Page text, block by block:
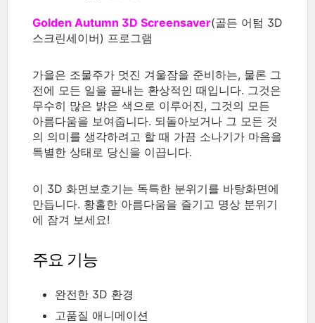
Golden Autumn 3D Screensaver(골든 어텀 3D
스크린세이버) 프로그램
가을은 조물주가 멋진 겨울잠을 준비하는, 물론 그
전에 모든 일을 끝내는 환상적인 때입니다. 그것은
무수히 많은 밝은 색으로 이루어진, 그것의 모든
아름다움을 보여줍니다. 되돌아보거나 그 모든 것
의 의미를 생각하려고 할 때 가끔 소나기가 마음을
특별한 상태로 당신을 이끕니다.
이 3D 화면보호기는 독특한 분위기를 바탕화면에
만듭니다. 황홀한 아름다움을 즐기고 명상 분위기
에 잠겨 보세요!
주요 기능
완전한 3D 환경
고품질 애니메이션